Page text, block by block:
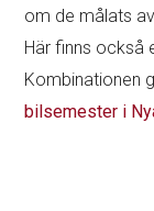
om de målats
Här finns också
Kombinationen
bilsemester i